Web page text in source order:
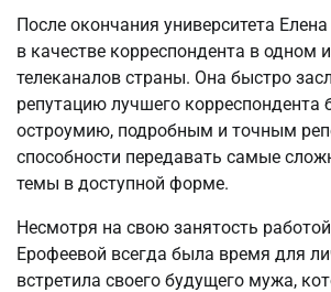
После окончания университета
в качестве корреспондента в одном
телеканалов страны. Она быстро
репутацию лучшего корреспондента
остроумию, подробным и точным
способности передавать самые
темы в доступной форме.
Несмотря на свою занятость
Ерофеевой всегда была время для
встретила своего будущего мужа,